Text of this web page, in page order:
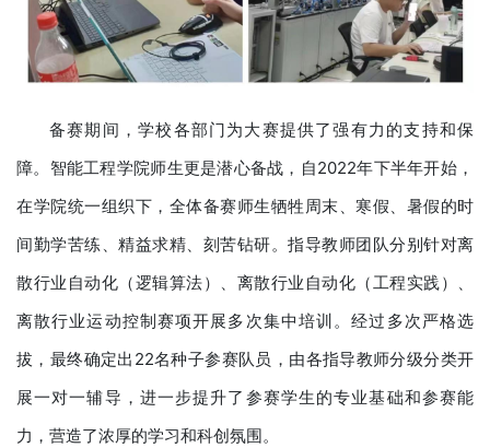
备赛期间，学校各部门为大赛提供了强有力的支持和保
障。智能工程学院师生更是潜心备战，自2022年下半年开始，
在学院统一组织下，全体备赛师生牺牲周末、寒假、暑假的时
间勤学苦练、精益求精、刻苦钻研。指导教师团队分别针对离
散行业自动化（逻辑算法）、离散行业自动化（工程实践）、
离散行业运动控制赛项开展多次集中培训。经过多次严格选
拔，最终确定出22名种子参赛队员，由各指导教师分级分类开
展一对一辅导，进一步提升了参赛学生的专业基础和参赛能
力，营造了浓厚的学习和科创氛围。